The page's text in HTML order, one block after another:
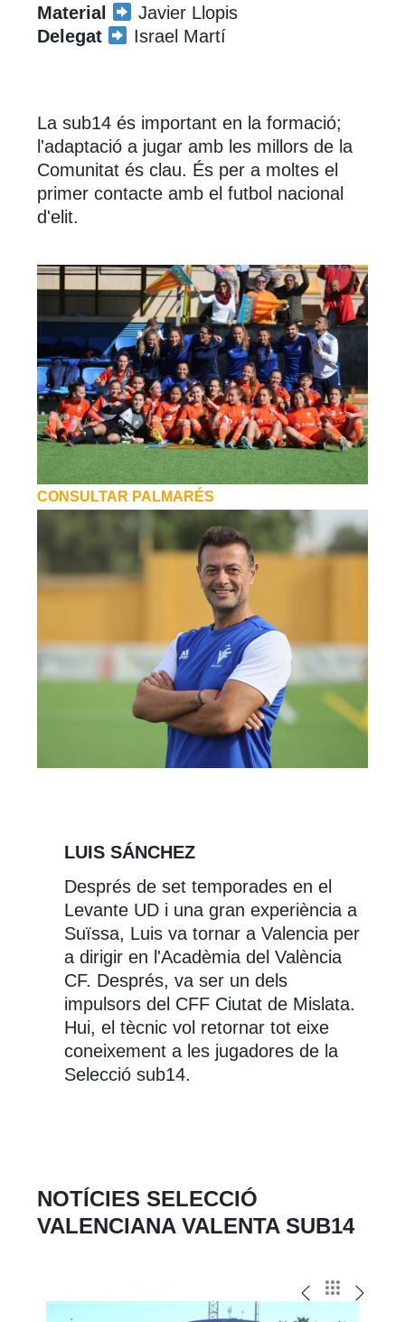
Material
Javier Llopis
Delegat
Israel Martí
La sub14 és important en la formació;
l'adaptació a jugar amb les millors de la
Comunitat és clau. És per a moltes el
primer contacte amb el futbol nacional
d'elit.
CONSULTAR PALMARÉS
LUIS SÁNCHEZ
Després de set temporades en el
Levante UD i una gran experiència a
Suïssa, Luis va tornar a Valencia per
a dirigir en l'Acadèmia del València
CF. Després, va ser un dels
impulsors del CFF Ciutat de Mislata.
Hui, el tècnic vol retornar tot eixe
coneixement a les jugadores de la
Selecció sub14.
NOTÍCIES SELECCIÓ
VALENCIANA VALENTA SUB14